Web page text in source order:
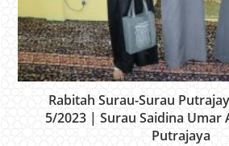
Rabitah Surau-Surau
5/2023 | Surau Saidina Umar
Putrajaya